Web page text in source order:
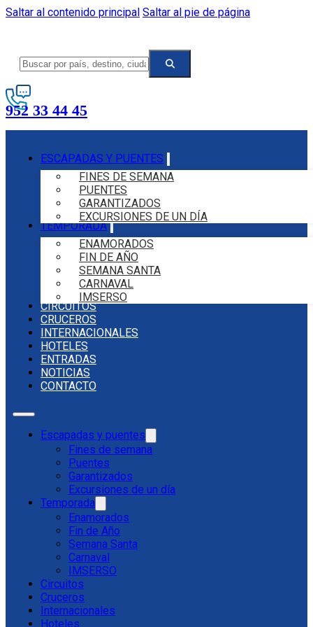
Saltar al contenido principal Saltar al pie de página
952 33 44 45
ESCAPADAS Y PUENTES
FINES DE SEMANA
PUENTES
GARANTIZADOS
EXCURSIONES DE UN DÍA
TEMPORADA
ENAMORADOS
FIN DE AÑO
SEMANA SANTA
CARNAVAL
IMSERSO
CIRCUITOS
CRUCEROS
INTERNACIONALES
HOTELES
ENTRADAS
NOTICIAS
CONTACTO
Escapadas y puentes
Fines de semana
Puentes
Garantizados
Excursiones de un día
Temporada
Enamorados
Fin de Año
Semana Santa
Carnaval
IMSERSO
Circuitos
Cruceros
Internacionales
Hoteles